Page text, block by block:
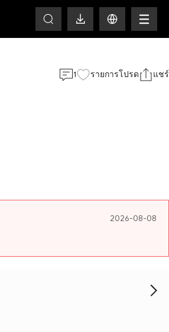
1 รายการโปรด แชร์
2026-08-08